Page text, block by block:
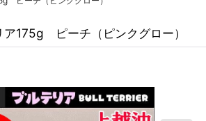
175g ピーチ（ピンクグロー）